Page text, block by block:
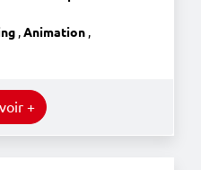
,Animation ,
+